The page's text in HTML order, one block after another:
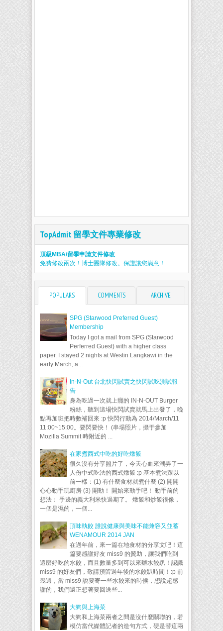
TopAdmit 留學文件專業修改
頂級MBA/留學申請文件修改
免費修改兩次！博士團隊修改。保證讓您滿意！
POPULARS COMMENTS ARCHIVE
SPG (Starwood Preferred Guest)
Membership
Today I got a mail from SPG (Starwood
Perferred Guest) with a higher class
paper. I stayed 2 nights at Westin Langkawi in the
early March, a...
In-N-Out 台北快閃試賣之快閃試吃測試報
告
身為吃過一次就上癮的 IN-N-OUT Burger
粉絲，聽到這場快閃試賣就馬上出發了，晚
點再加班把時數補回來 :p 快閃行動為 2014/March/11
11:00~15:00。要閃要快！ (串場照片，攝于參加
Mozilla Summit 時附近的 ...
在家煮西式中吃的好吃燉飯
很久沒有分享照片了，今天心血來潮弄了一
人份中式吃法的西式燉飯 :p 基本煮法跟以
前一樣：(1) 有什麼食材就煮什麼 (2) 開開
心心動手玩廚房 (3) 開動！ 開始來動手吧！ 動手前的
想法： 手邊的義大利米快過期了。 燉飯和炒飯很像，
一個是濕的，一個...
頂味執餃 誰說健康與美味不能兼容又並蓄
WENAMOUR 2014 JAN
在過年前，來一篇在地食材的分享文吧！這
篇要感謝好友 miss9 的贊助，讓我們吃到
這麼好吃的水餃，而且數量多到可以來辦水餃趴！認識
miss9 的好友們，敬請預留過年後的水餃趴時間！:p 前
幾週，當 miss9 說要寄一些水餃來的時候，想說超感
謝的，我們還正想著要回送些...
大狗與上海菜
大狗和上海菜兩者之間是沒什麼關聯的，若
模仿當代媒體記者的造句方式，硬是替這兩